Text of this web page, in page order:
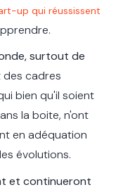
up qui réussissent
surtout de
des cadres
bien qu'il soient
la boite, n'ont
en adéquation
évolutions.
et continueront